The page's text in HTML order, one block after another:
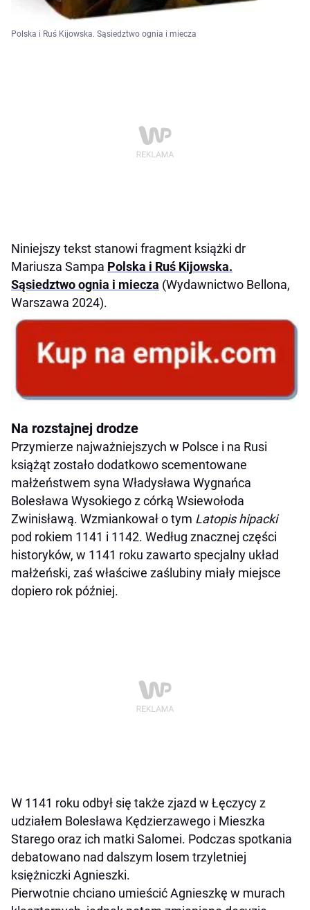
Polska i Ruś Kijowska. Sąsiedztwo ognia i miecza
Niniejszy tekst stanowi fragment książki dr
Mariusza Sampa Polska i Ruś Kijowska.
Sąsiedztwo ognia i miecza (Wydawnictwo Bellona,
Warszawa 2024).
Na rozstajnej drodze
Przymierze najważniejszych w Polsce i na Rusi
książąt zostało dodatkowo scementowane
małżeństwem syna Władysława Wygnańca
Bolesława Wysokiego z córką Wsiewołoda
Zwinisławą. Wzmiankował o tym Latopis hipacki
pod rokiem 1141 i 1142. Według znacznej części
historyków, w 1141 roku zawarto specjalny układ
małżeński, zaś właściwe zaślubiny miały miejsce
dopiero rok później.
W 1141 roku odbył się także zjazd w Łęczycy z
udziałem Bolesława Kędzierzawego i Mieszka
Starego oraz ich matki Salomei. Podczas spotkania
debatowano nad dalszym losem trzyletniej
księżniczki Agnieszki.
Pierwotnie chciano umieścić Agnieszkę w murach